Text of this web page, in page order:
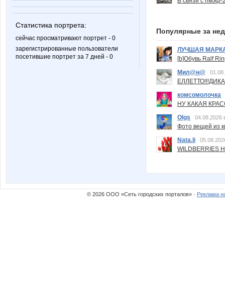
Статистика портрета:
сейчас просматривают портрет - 0
зарегистрированные пользователи
посетившие портрет за 7 дней - 0
Популярные за
ЛУЧШАЯ
[b]Обувь Ralf
Мил@н@
комсомолочка
НУ КАКАЯ
Olgs
04.08.2026
Фото вещей из
Nata.li
© 2026 ООО «Сеть городских порталов» · Реклама